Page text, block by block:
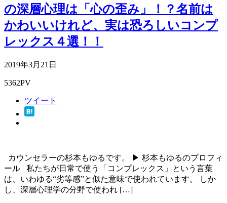
の深層心理は「心の歪み」！？名前は
かわいいけれど、実は恐ろしいコンプ
レックス４選！！
2019年3月21日
5362PV
ツイート
カウンセラーの杉本もゆるです。 ▶ 杉本もゆるのプロフィ
ール 私たちが日常で使う「コンプレックス」という言葉
は、いわゆる“劣等感”と似た意味で使われています。 しか
し、深層心理学の分野で使われ […]